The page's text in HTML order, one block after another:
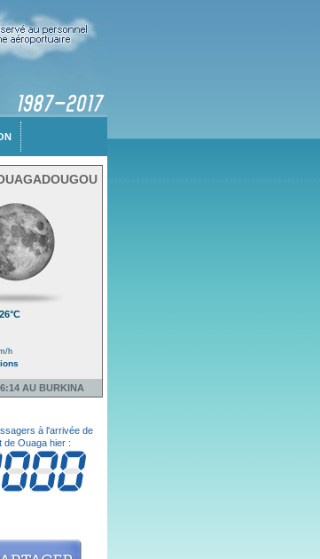
h
AU BURKINA
à l'arrivée de
de Ouaga hier :